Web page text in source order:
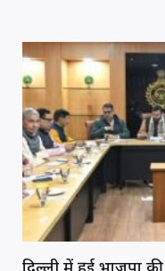
at
s
A
p
p
c
e
b
o
o
k
itt
e
दिल्ली में हुई भाजपा